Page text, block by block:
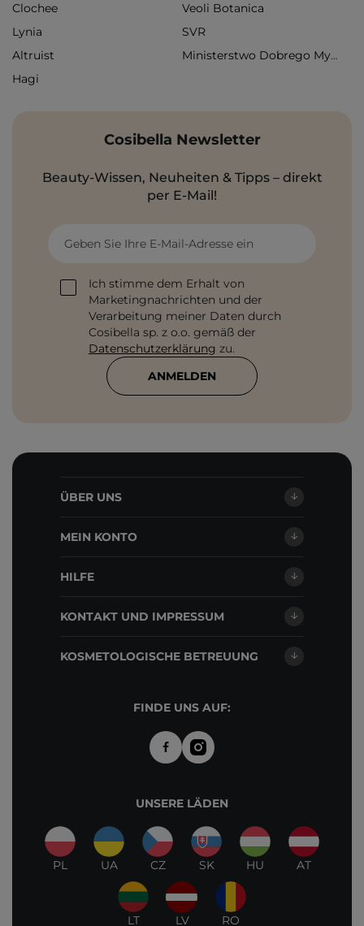
Clochee
Veoli Botanica
Lynia
SVR
Altruist
Ministerstwo Dobrego Mydła
Hagi
Cosibella Newsletter
Beauty-Wissen, Neuheiten & Tipps – direkt
per E-Mail!
Geben Sie Ihre E-Mail-Adresse ein
Ich stimme dem Erhalt von
Marketingnachrichten und der
Verarbeitung meiner Daten durch
Cosibella sp. z o.o. gemäß der
Datenschutzerklärung zu.
ANMELDEN
ÜBER UNS
MEIN KONTO
HILFE
KONTAKT UND IMPRESSUM
KOSMETOLOGISCHE BETREUUNG
FINDE UNS AUF:
UNSERE LÄDEN
PL UA CZ SK HU AT
LT LV RO